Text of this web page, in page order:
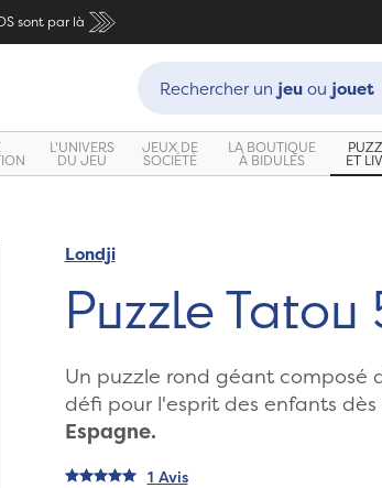
sont par là
Recherche :
Rechercher un jeuou jouet
L'UNIVERS
DU JEU
JEUX DE
SOCIÉTÉ
LA BOUTIQUE
À BIDULES ET
Londji
Puzzle
Un puzzle rond géant composé
défi pour l'esprit des enfants dès
Espagne.
1 Avis